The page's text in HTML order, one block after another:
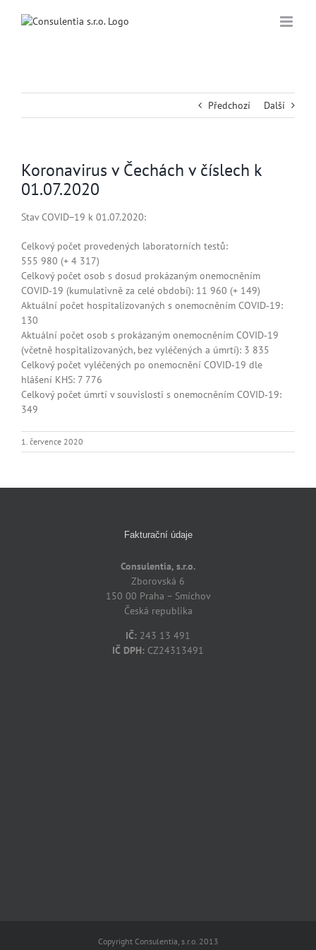
Předchozí Další
Koronavirus v Čechách v číslech k
01.07.2020
Stav COVID−19 k 01.07.2020:
Celkový počet provedených laboratorních testů:
555 980 (+ 4 317)
Celkový počet osob s dosud prokázaným onemocněním
COVID‑19 (kumulativně za celé období): 11 960 (+ 149)
Aktuální počet hospitalizovaných s onemocněním COVID‑19:
130
Aktuální počet osob s prokázaným onemocněním COVID‑19
(včetně hospitalizovaných, bez vyléčených a úmrtí): 3 835
Celkový počet vyléčených po onemocnění COVID‑19 dle
hlášení KHS: 7 776
Celkový počet úmrtí v souvislosti s onemocněním COVID‑19:
349
1. července 2020
Fakturační údaje
Consulentia, s.r.o.
Zborovská 6
150 00 Praha – Smíchov
Česká republika
IČ: 243 13 491
IČ DPH: CZ24313491
Copyright Consulentia, s.r.o. 2013